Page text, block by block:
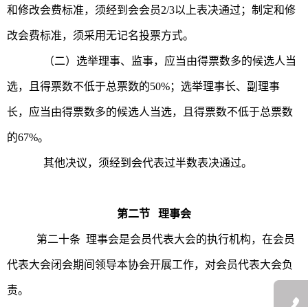
和修改会费标准，须经到会会员2/3以上表决通过；制定和修
改会费标准，须采用无记名投票方式。
（二）选举理事、监事，应当由得票数多的候选人当
选，且得票数不低于总票数的50%；选举理事长、副理事
长，应当由得票数多的候选人当选，且得票数不低于总票数
的67%。
其他决议，须经到会代表过半数表决通过。
第二节 理事会
第二十条 理事会是会员代表大会的执行机构，在会员
代表大会闭会期间领导本协会开展工作，对会员代表大会负
责。